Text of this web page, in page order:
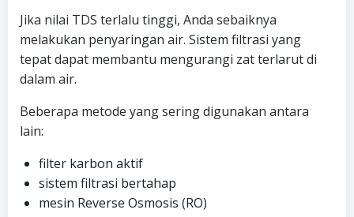
Jika nilai TDS terlalu tinggi, Anda sebaiknya
melakukan penyaringan air. Sistem filtrasi yang
tepat dapat membantu mengurangi zat terlarut di
dalam air.
Beberapa metode yang sering digunakan antara
lain:
filter karbon aktif
sistem filtrasi bertahap
mesin Reverse Osmosis (RO)